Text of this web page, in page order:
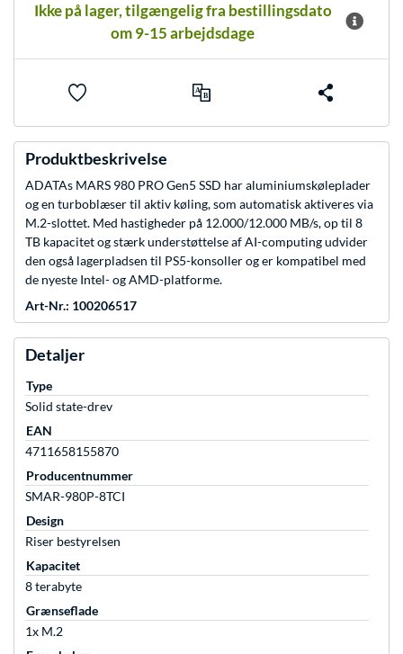
Ikke på lager, tilgængelig fra bestillingsdato
om 9-15 arbejdsdage
Produktbeskrivelse
ADATAs MARS 980 PRO Gen5 SSD har aluminiumskøleplader
og en turboblæser til aktiv køling, som automatisk aktiveres via
M.2-slottet. Med hastigheder på 12.000/12.000 MB/s, op til 8
TB kapacitet og stærk understøttelse af AI-computing udvider
den også lagerpladsen til PS5-konsoller og er kompatibel med
de nyeste Intel- og AMD-platforme.
Art-Nr.: 100206517
Detaljer
Type
Solid state-drev
EAN
4711658155870
Producentnummer
SMAR-980P-8TCI
Design
Riser bestyrelsen
Kapacitet
8 terabyte
Grænseflade
1x M.2